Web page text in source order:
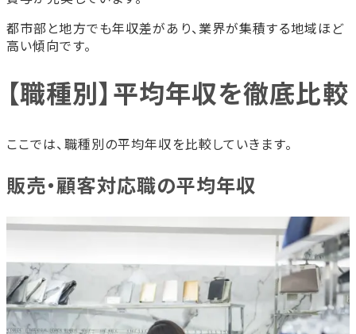
都市部と地方でも年収差があり、業界が集積する地域ほど
高い傾向です。
【職種別】平均年収を徹底比較
ここでは、職種別の平均年収を比較していきます。
販売・顧客対応職の平均年収